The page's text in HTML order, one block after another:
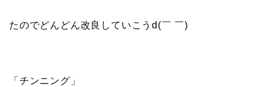
たのでどんどん改良していこうd(￣ ￣)
「チンニング」